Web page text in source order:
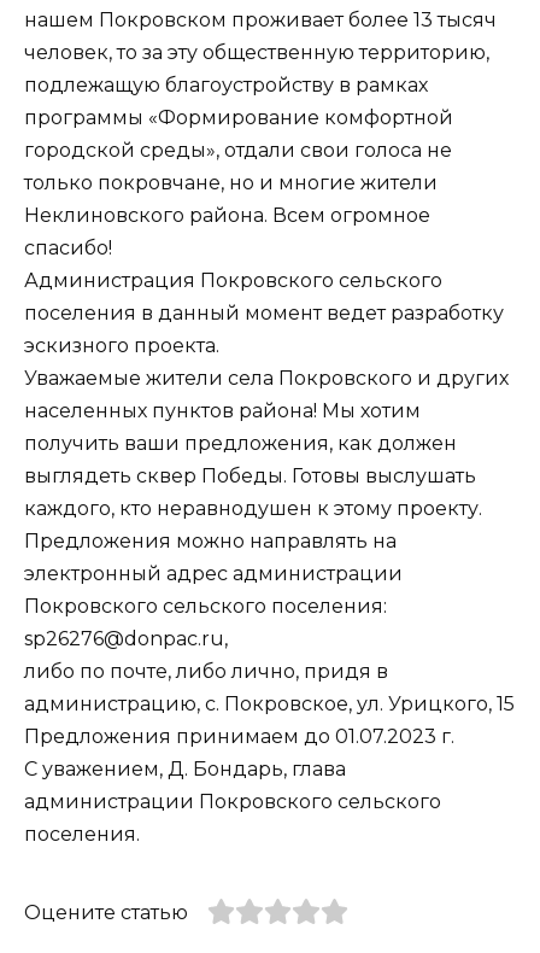
нашем Покровском проживает более 13 тысяч
человек, то за эту общественную территорию,
подлежащую благоустройству в рамках
программы «Формирование комфортной
городской среды», отдали свои голоса не
только покровчане, но и многие жители
Неклиновского района. Всем огромное
спасибо!
Администрация Покровского сельского
поселения в данный момент ведет разработку
эскизного проекта.
Уважаемые жители села Покровского и других
населенных пунктов района! Мы хотим
получить ваши предложения, как должен
выглядеть сквер Победы. Готовы выслушать
каждого, кто неравнодушен к этому проекту.
Предложения можно направлять на
электронный адрес администрации
Покровского сельского поселения:
sp26276@donpac.ru,
либо по почте, либо лично, придя в
администрацию, с. Покровское, ул. Урицкого, 15
Предложения принимаем до 01.07.2023 г.
С уважением, Д. Бондарь, глава
администрации Покровского сельского
поселения.
Оцените статью